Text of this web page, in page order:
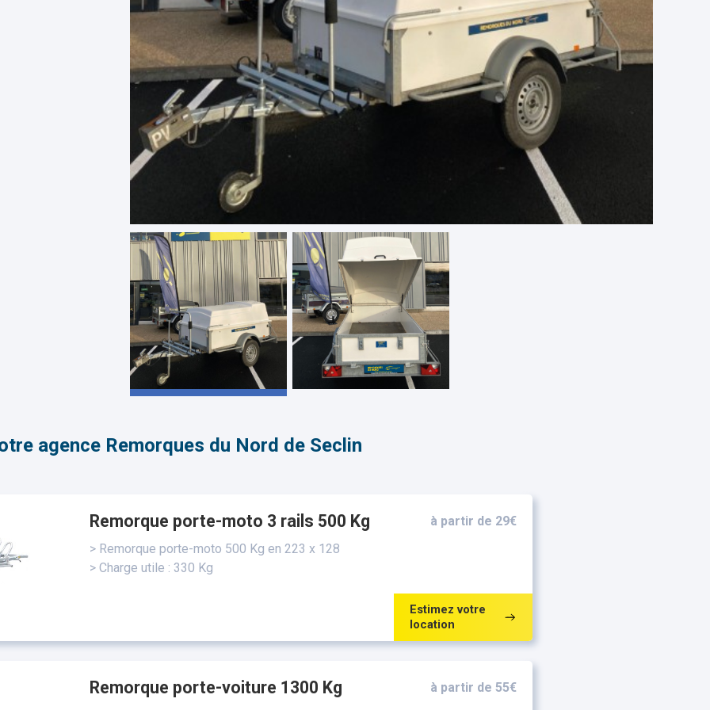
agence Remorques du Nord de Seclin
Remorque porte-moto 3 rails 500 Kg
à partir de 29€
> Remorque porte-moto 500 Kg en 223 x 128
> Charge utile : 330 Kg
Estimez votre
location
Remorque porte-voiture 1300 Kg
à partir de 55€